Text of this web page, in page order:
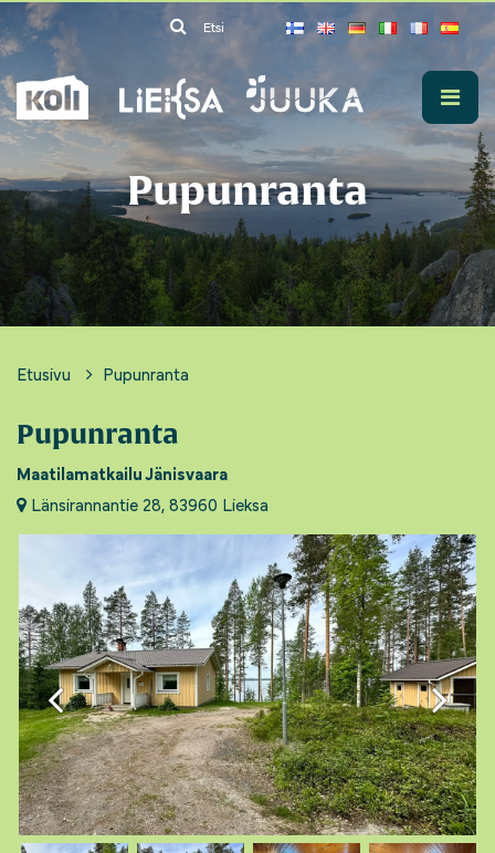
Siirry pääsisältöön Etsi
Pupunranta
Etusivu Pupunranta
Pupunranta
Maatilamatkailu Jänisvaara
Länsirannantie 28, 83960 Lieksa